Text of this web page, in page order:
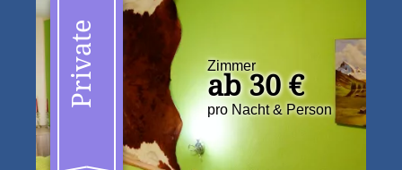
Private Zimmer
ab 30 €
pro Nacht & Person